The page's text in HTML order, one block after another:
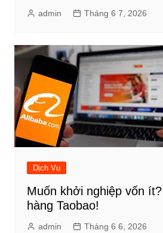
admin Tháng 6 7, 2026
Dịch Vụ
Muốn khởi nghiệp vốn
hàng Taobao!
admin Tháng 6 6, 2026